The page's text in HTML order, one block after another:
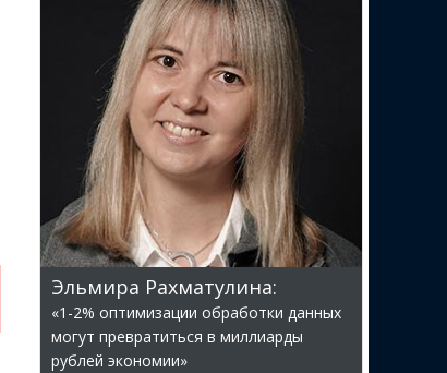
Эльмира Рахматулина:
«1-2% оптимизации обработки данных
могут превратиться в миллиарды
рублей экономии»